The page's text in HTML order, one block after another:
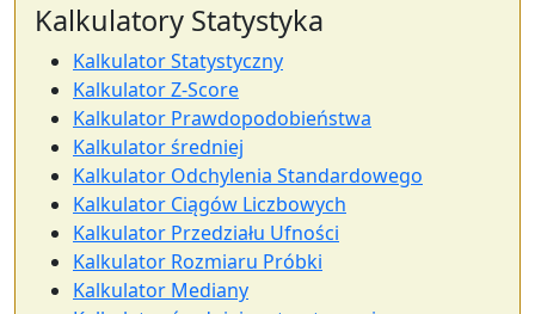
Kalkulatory Statystyka
Kalkulator Statystyczny
Kalkulator Z-Score
Kalkulator Prawdopodobieństwa
Kalkulator średniej
Kalkulator Odchylenia Standardowego
Kalkulator Ciągów Liczbowych
Kalkulator Przedziału Ufności
Kalkulator Rozmiaru Próbki
Kalkulator Mediany